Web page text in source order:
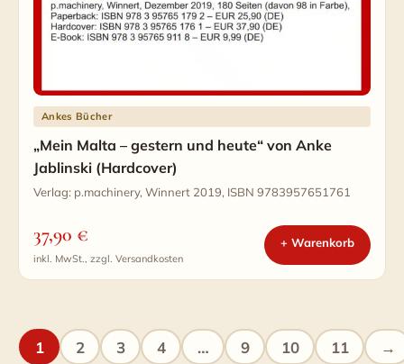
Ankes Bücher
„Mein Malta – gestern und heute“ von Anke
Jablinski (Hardcover)
Verlag: p.machinery, Winnert 2019, ISBN 9783957651761
37,90 €
inkl. MwSt., zzgl. Versandkosten
+ Warenkorb
1 2 3 4 … 9 10 11 →